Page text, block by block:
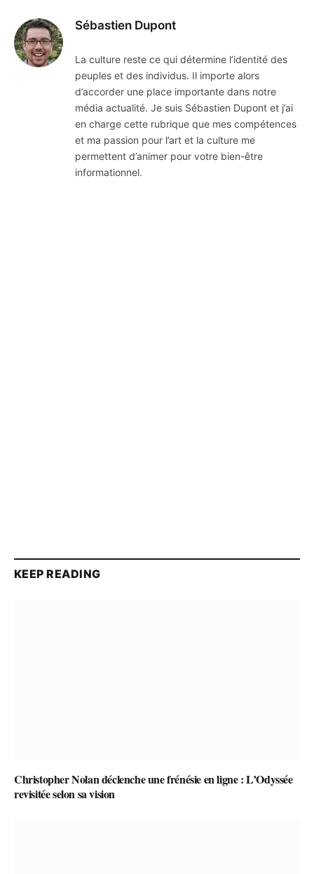
Sébastien Dupont
La culture reste ce qui détermine l’identité des
peuples et des individus. Il importe alors
d’accorder une place importante dans notre
média actualité. Je suis Sébastien Dupont et j’ai
en charge cette rubrique que mes compétences
et ma passion pour l’art et la culture me
permettent d’animer pour votre bien-être
informationnel.
KEEP READING
Christopher Nolan déclenche une frénésie en ligne : L’Odyssée
revisitée selon sa vision